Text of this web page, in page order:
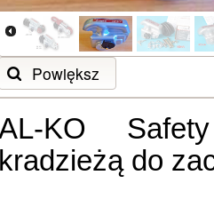
Powiększ
KO
kradzieżą do